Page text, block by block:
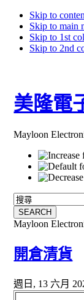
Skip to
Skip to main
Skip to 1st
Skip to 2nd
美隆電
Mayloon
Mayloon
開倉清貨
週日, 13 六月